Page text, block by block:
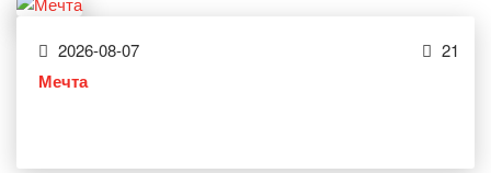
2026-08-07 21
Мечта